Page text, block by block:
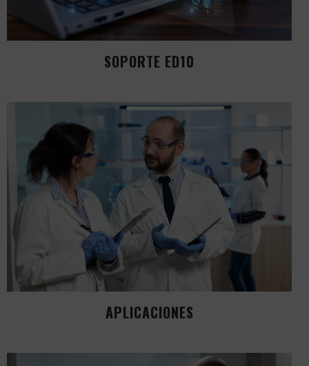
SOPORTE ED10
APLICACIONES